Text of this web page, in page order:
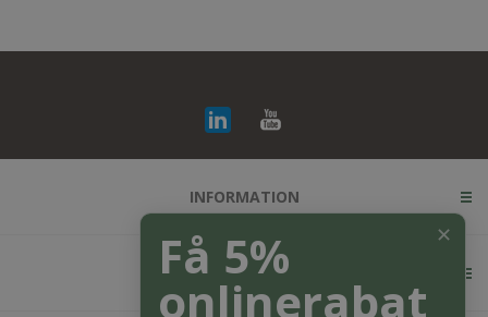
INFORMATION
KUNDESERVICE
✕
Få 5%
onlinerabat